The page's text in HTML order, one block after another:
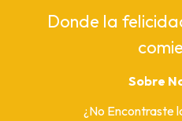
Donde la
Sobre
¿No Encontraste